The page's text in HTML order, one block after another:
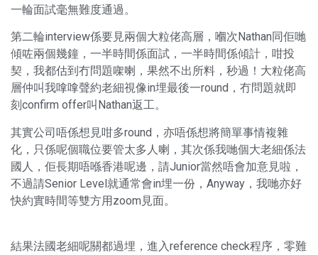
一輪面試毫無難度通過。
第二輪interview係要見兩個大粒佬高層，嗰次Nathan同佢哋
傾咗兩個幾鐘，一半時間係面試，一半時間係傾計，咁投
契，我都估到冇問題㗎喇，果然不出所料，秒過！大粒佬高
層仲叫我嗱嗱聲約老細視像in埋最後一round，冇問題就即
刻confirm offer叫Nathan返工。
其實公司唔係想見咁多round，亦唔係想將簡單事情複雜
化，只係呢個職位要管太多人喇，其次係我哋個大老細係法
國人，佢長期唔喺香港呢邊，請Junior當然唔會加意見啦，
不過請Senior Level就通常會in埋一份，Anyway，我哋亦好
快約實時間等雙方用zoom見面。
結果法國老細呢關都過埋，進入reference check程序，零難